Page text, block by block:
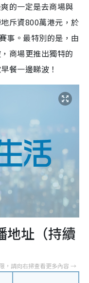
的一定是去商場與
斥資800萬港元，於
事。最特別的是，由
商場更推出獨特的
餐一邊睇波！
地址（持續